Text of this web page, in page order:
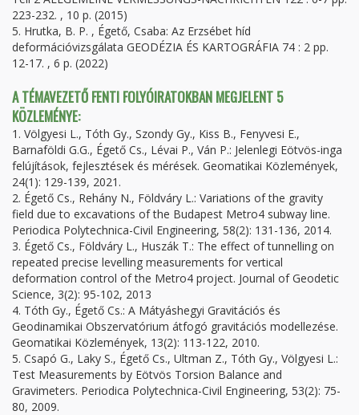
223-232. , 10 p. (2015)
5. Hrutka, B. P. , Égető, Csaba: Az Erzsébet híd
deformációvizsgálata GEODÉZIA ÉS KARTOGRÁFIA 74 : 2 pp.
12-17. , 6 p. (2022)
A TÉMAVEZETŐ FENTI FOLYÓIRATOKBAN MEGJELENT 5
KÖZLEMÉNYE:
1. Völgyesi L., Tóth Gy., Szondy Gy., Kiss B., Fenyvesi E.,
Barnaföldi G.G., Égető Cs., Lévai P., Ván P.: Jelenlegi Eötvös-inga
felújítások, fejlesztések és mérések. Geomatikai Közlemények,
24(1): 129-139, 2021.
2. Égető Cs., Rehány N., Földváry L.: Variations of the gravity
field due to excavations of the Budapest Metro4 subway line.
Periodica Polytechnica-Civil Engineering, 58(2): 131-136, 2014.
3. Égető Cs., Földváry L., Huszák T.: The effect of tunnelling on
repeated precise levelling measurements for vertical
deformation control of the Metro4 project. Journal of Geodetic
Science, 3(2): 95-102, 2013
4. Tóth Gy., Égető Cs.: A Mátyáshegyi Gravitációs és
Geodinamikai Obszervatórium átfogó gravitációs modellezése.
Geomatikai Közlemények, 13(2): 113-122, 2010.
5. Csapó G., Laky S., Égető Cs., Ultman Z., Tóth Gy., Völgyesi L.:
Test Measurements by Eötvös Torsion Balance and
Gravimeters. Periodica Polytechnica-Civil Engineering, 53(2): 75-
80, 2009.